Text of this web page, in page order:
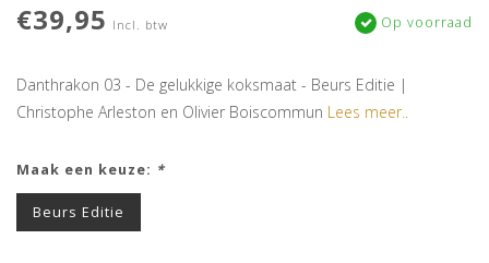
€39,95 Incl. btw Op voorraad
Danthrakon 03 - De gelukkige koksmaat - Beurs Editie |
Christophe Arleston en Olivier Boiscommun Lees meer..
Maak een keuze: *
Beurs Editie